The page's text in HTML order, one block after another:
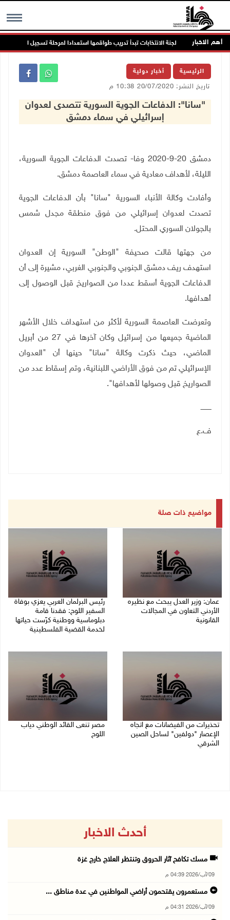
MENU أهم الاخبار لجنة الانتخابات تبدأ تدريب طواقمها استعدادا لمرحلة تسجيل الناخبين
الرئيسية أخبار دولية
تاريخ النشر: 20/07/2020 10:38 م
"سانا": الدفاعات الجوية السورية تتصدى لعدوان
إسرائيلي في سماء دمشق
دمشق 20-9-2020 وفا- تصدت الدفاعات الجوية السورية،
الليلة، لأهداف معادية في سماء العاصمة دمشق.
وأفادت وكالة الأنباء السورية "سانا" بأن الدفاعات الجوية
تصدت لعدوان إسرائيلي من فوق منطقة مجدل شمس
بالجولان السوري المحتل.
من جهتها قالت صحيفة "الوطن" السورية إن العدوان
استهدف ريف دمشق الجنوبي والجنوبي الغربي، مشيرة إلى أن
الدفاعات الجوية أسقط عددا من الصواريخ قبل الوصول إلى
أهدافها.
وتعرضت العاصمة السورية لأكثر من استهداف خلال الأشهر
الماضية جميعها من إسرائيل وكان آخرها في 27 من أبريل
الماضي، حيث ذكرت وكالة "سانا" حينها أن "العدوان
الإسرائيلي تم من فوق الأراضي اللبنانية، وتم إسقاط عدد من
الصواريخ قبل وصولها لأهدافها".
ــــــــــ
ف.ع
مواضيع ذات صلة
عمان: وزير العدل يبحث مع نظيره
الأردني التعاون في المجالات
القانونية
رئيس البرلمان العربي يعزي بوفاة
السفير اللوح: فقدنا قامة
دبلوماسية ووطنية كرّست حياتها
لخدمة القضية الفلسطينية
تحذيرات من الفيضانات مع اتجاه
الإعصار "دولفين" لساحل الصين
الشرقي
مصر تنعى القائد الوطني دياب
اللوح
أحدث الاخبار
مسك تكافح آثار الحروق وتنتظر العلاج خارج غزة
09/آب/2026 04:39 م
مستعمرون يقتحمون أراضي المواطنين في عدة مناطق ...
09/آب/2026 04:31 م